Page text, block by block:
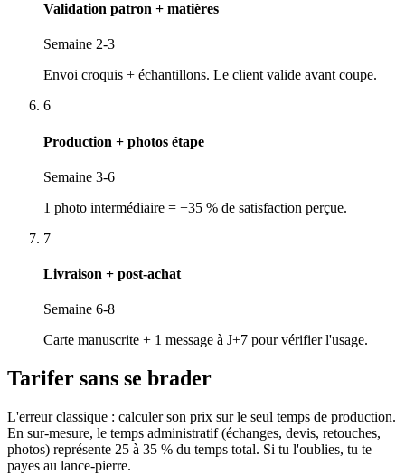
Validation patron + matières
Semaine 2-3
Envoi croquis + échantillons. Le client valide avant coupe.
6
Production + photos étape
Semaine 3-6
1 photo intermédiaire = +35 % de satisfaction perçue.
7
Livraison + post-achat
Semaine 6-8
Carte manuscrite + 1 message à J+7 pour vérifier l'usage.
Tarifer sans se brader
L'erreur classique : calculer son prix sur le seul temps de production.
En sur-mesure, le temps administratif (échanges, devis, retouches,
photos) représente 25 à 35 % du temps total. Si tu l'oublies, tu te
payes au lance-pierre.